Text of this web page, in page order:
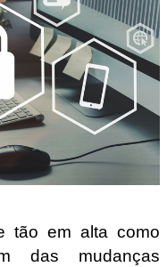
tão em alta como
das mudanças